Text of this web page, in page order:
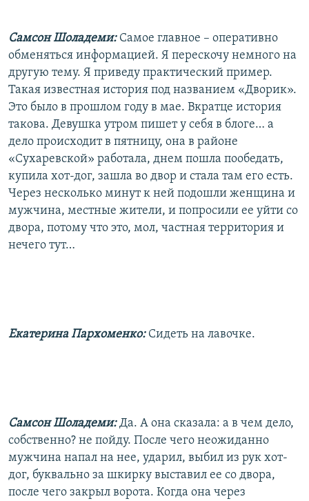
Самсон Шоладеми: Самое главное – оперативно
обменяться информацией. Я перескочу немного на
другую тему. Я приведу практический пример.
Такая известная история под названием «Дворик».
Это было в прошлом году в мае. Вкратце история
такова. Девушка утром пишет у себя в блоге… а
дело происходит в пятницу, она в районе
«Сухаревской» работала, днем пошла пообедать,
купила хот-дог, зашла во двор и стала там его есть.
Через несколько минут к ней подошли женщина и
мужчина, местные жители, и попросили ее уйти со
двора, потому что это, мол, частная территория и
нечего тут…
Екатерина Пархоменко: Сидеть на лавочке.
Самсон Шоладеми:Да. А она сказала: а в чем дело,
собственно? не пойду. После чего неожиданно
мужчина напал на нее, ударил, выбил из рук хот-
дог, буквально за шкирку выставил ее со двора,
после чего закрыл ворота. Когда она через